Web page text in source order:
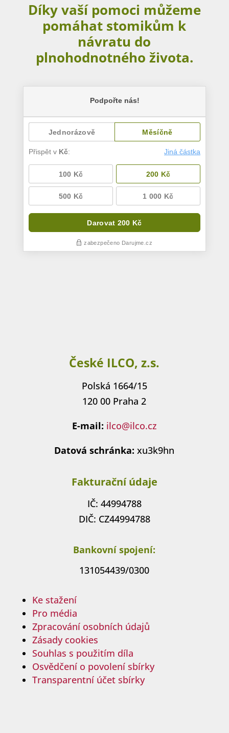
Díky vaší pomoci můžeme
pomáhat stomikům k
návratu do
plnohodnotného života.
České ILCO, z.s.
Polská 1664/15
120 00 Praha 2
E-mail: ilco@ilco.cz
Datová schránka: xu3k9hn
Fakturační údaje
IČ: 44994788
DIČ: CZ44994788
Bankovní spojení:
131054439/0300
Ke stažení
Pro média
Zpracování osobních údajů
Zásady cookies
Souhlas s použitím díla
Osvědčení o povolení sbírky
Transparentní účet sbírky